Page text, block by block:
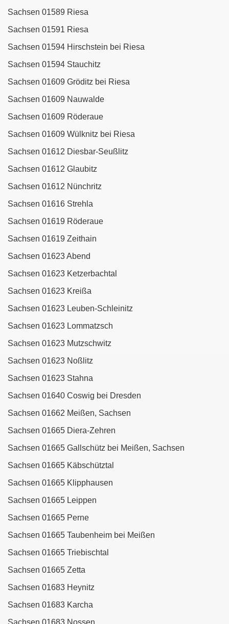
Sachsen 01589 Riesa
Sachsen 01591 Riesa
Sachsen 01594 Hirschstein bei Riesa
Sachsen 01594 Stauchitz
Sachsen 01609 Gröditz bei Riesa
Sachsen 01609 Nauwalde
Sachsen 01609 Röderaue
Sachsen 01609 Wülknitz bei Riesa
Sachsen 01612 Diesbar-Seußlitz
Sachsen 01612 Glaubitz
Sachsen 01612 Nünchritz
Sachsen 01616 Strehla
Sachsen 01619 Röderaue
Sachsen 01619 Zeithain
Sachsen 01623 Abend
Sachsen 01623 Ketzerbachtal
Sachsen 01623 Kreißa
Sachsen 01623 Leuben-Schleinitz
Sachsen 01623 Lommatzsch
Sachsen 01623 Mutzschwitz
Sachsen 01623 Noßlitz
Sachsen 01623 Stahna
Sachsen 01640 Coswig bei Dresden
Sachsen 01662 Meißen, Sachsen
Sachsen 01665 Diera-Zehren
Sachsen 01665 Gallschütz bei Meißen, Sachsen
Sachsen 01665 Käbschütztal
Sachsen 01665 Klipphausen
Sachsen 01665 Leippen
Sachsen 01665 Perne
Sachsen 01665 Taubenheim bei Meißen
Sachsen 01665 Triebischtal
Sachsen 01665 Zetta
Sachsen 01683 Heynitz
Sachsen 01683 Karcha